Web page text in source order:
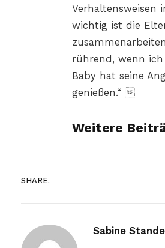
Verhaltensweisen
wichtig ist die
rührend, wenn ich
Baby hat seine
genießen.“
Weitere
SHARE.
Sabine